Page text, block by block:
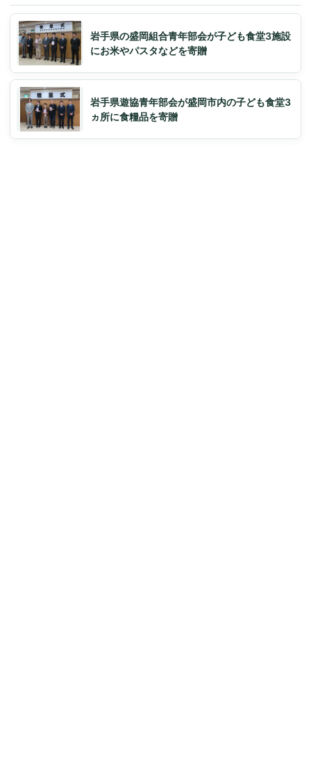
岩手県の盛岡組合青年部会が子ども食堂3施設
にお米やパスタなどを寄贈
岩手県遊協青年部会が盛岡市内の子ども食堂3
ヵ所に食糧品を寄贈